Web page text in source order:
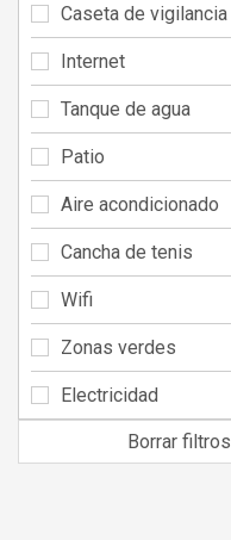
Caseta de vigilancia
Internet
Tanque de agua
Patio
Aire acondicionado
Cancha de tenis
Wifi
Zonas verdes
Electricidad
Borrar filtros